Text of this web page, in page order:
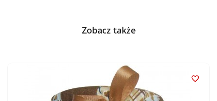
Zobacz także
